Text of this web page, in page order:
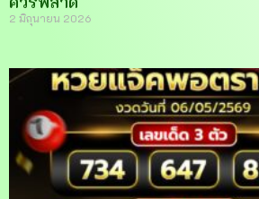
2 มิถุนายน 2026